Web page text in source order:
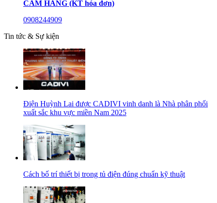
CẨM HẰNG (KT hóa đơn)
0908244909
Tin tức & Sự kiện
Điện Huỳnh Lai được CADIVI vinh danh là Nhà phân phối
xuất sắc khu vực miền Nam 2025
Cách bố trí thiết bị trong tủ điện đúng chuẩn kỹ thuật